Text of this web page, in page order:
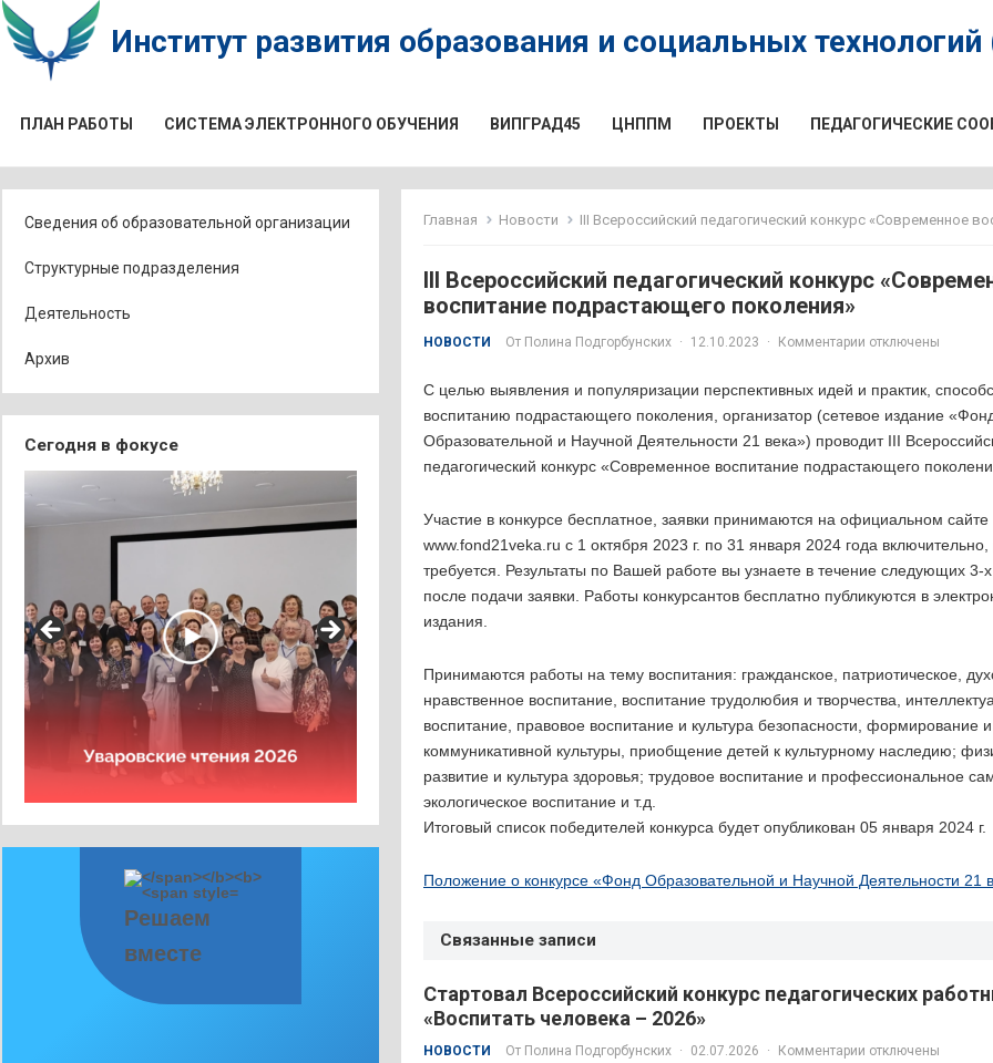
Институт развития образования и социальных технологий
ПЛАН РАБОТЫ СИСТЕМА ЭЛЕКТРОННОГО ОБУЧЕНИЯ ВИПГРАД45 ЦНППМ ПРОЕКТЫ ПЕДАГОГИЧЕСКИЕ
Сведения об образовательной организации
Структурные подразделения
Деятельность
Архив
Сегодня в фокусе
Решаем
вместе
Главная Новости III Всероссийский педагогический конкурс «Современное воспитание
III Всероссийский педагогический конкурс
воспитание подрастающего поколения»
НОВОСТИ От Полина Подгорбунских · 12.10.2023 · Комментарии отключены
С целью выявления и популяризации перспективных идей и практик,
воспитанию подрастающего поколения, организатор (сетевое издание
Образовательной и Научной Деятельности 21 века») проводит III
педагогический конкурс «Современное воспитание подрастающего
Участие в конкурсе бесплатное, заявки принимаются на официальном сайте
www.fond21veka.ru с 1 октября 2023 г. по 31 января 2024 года включительно,
требуется. Результаты по Вашей работе вы узнаете в течение следующих 3-
после подачи заявки. Работы конкурсантов бесплатно публикуются в
издания.
Принимаются работы на тему воспитания: гражданское, патриотическое,
нравственное воспитание, воспитание трудолюбия и творчества,
воспитание, правовое воспитание и культура безопасности, формирование
коммуникативной культуры, приобщение детей к культурному наследию;
развитие и культура здоровья; трудовое воспитание и профессиональное
экологическое воспитание и т.д.
Итоговый список победителей конкурса будет опубликован 05 января 2024 г.
Положение о конкурсе «Фонд Образовательной и Научной Деятельности 21
Связанные записи
Стартовал Всероссийский конкурс педагогических
«Воспитать человека – 2026»
НОВОСТИ От Полина Подгорбунских · 02.07.2026 · Комментарии отключены